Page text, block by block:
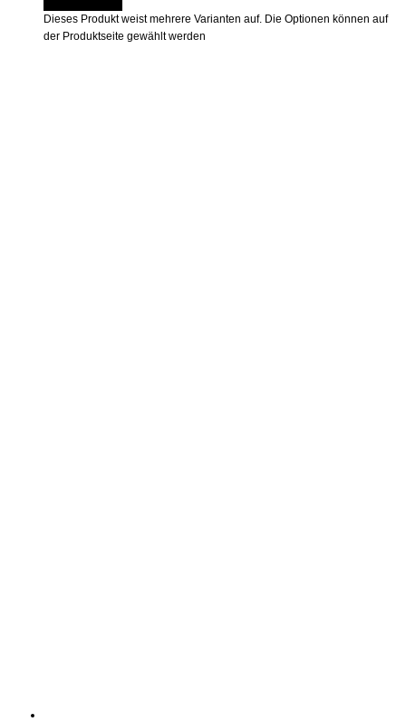
Dieses Produkt weist mehrere Varianten auf. Die Optionen können auf
der Produktseite gewählt werden